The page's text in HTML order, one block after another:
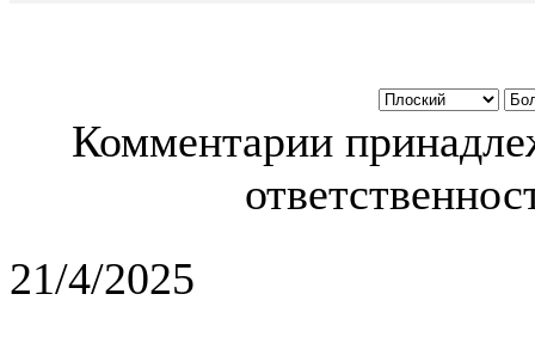
Комментарии
21/4/2025